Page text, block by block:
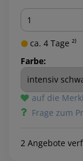
Menge
ca. 4 Tage ²⁾
Farbe:
auf die
Frage zum
2 Angebote